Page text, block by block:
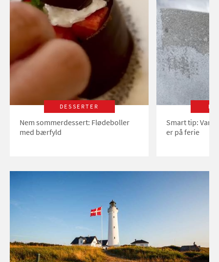
DESSERTER
Nem sommerdessert: Flødeboller
med bærfyld
Smart tip:
er på ferie